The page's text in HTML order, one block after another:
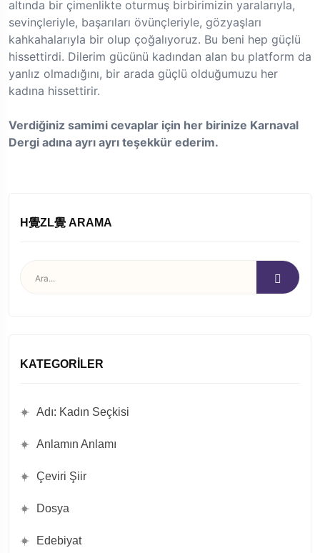
altında bir çimenlikte oturmuş birbirimizin yaralarıyla,
sevinçleriyle, başarıları övünçleriyle, gözyaşları
kahkahalarıyla bir olup çoğalıyoruz. Bu beni hep güçlü
hissettirdi. Dilerim gücünü kadından alan bu platform da
yanlız olmadığını, bir arada güçlü olduğumuzu her
kadına hissettirir.
Verdiğiniz samimi cevaplar için her birinize Karnaval
Dergi adına ayrı ayrı teşekkür ederim.
H覺ZL覺 ARAMA
KATEGORILER
Adı: Kadın Seçkisi
Anlamın Anlamı
Çeviri Şiir
Dosya
Edebiyat